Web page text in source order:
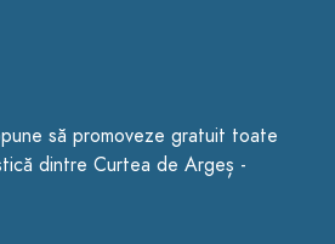
să promoveze gratuit toate
dintre Curtea de Argeș -